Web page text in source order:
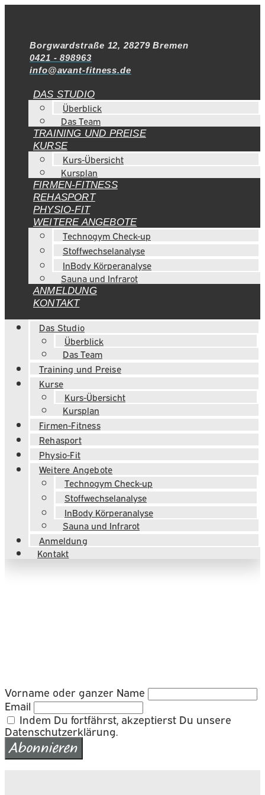
Borgwardstraße 12, 28279 Bremen
0421 - 898963
info@avant-fitness.de
DAS STUDIO
Überblick
Das Team
TRAINING UND PREISE
KURSE
Kurs-Übersicht
Kursplan
FIRMEN-FITNESS
REHASPORT
PHYSIO-FIT
WEITERE ANGEBOTE
Technogym Check-up
Stoffwechselanalyse
InBody Körperanalyse
Sauna und Infrarot
ANMELDUNG
KONTAKT
Das Studio
Überblick
Das Team
Training und Preise
Kurse
Kurs-Übersicht
Kursplan
Firmen-Fitness
Rehasport
Physio-Fit
Weitere Angebote
Technogym Check-up
Stoffwechselanalyse
InBody Körperanalyse
Sauna und Infrarot
Anmeldung
Kontakt
Vorname oder ganzer Name
Email
Indem Du fortfährst, akzeptierst Du unsere
Datenschutzerklärung.